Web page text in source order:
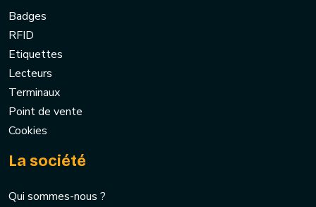
Badges
RFID
Etiquettes
Lecteurs
Terminaux
Point de vente
Cookies
La société
Qui sommes-nous ?